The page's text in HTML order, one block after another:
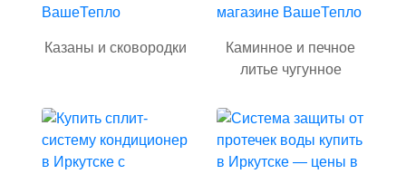
Казаны и сковородки
Каминное и печное
литье чугунное